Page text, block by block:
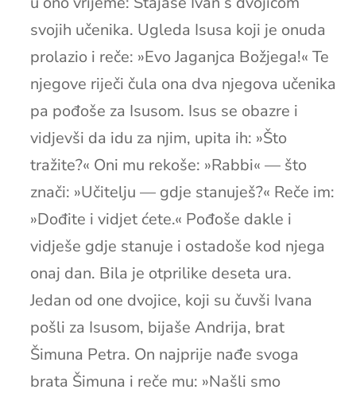
svojih učenika. Ugleda Isusa koji je onuda
prolazio i reče: »Evo Jaganjca Božjega!« Te
njegove riječi čula ona dva njegova učenika
pa pođoše za Isusom. Isus se obazre i
vidjevši da idu za njim, upita ih: »Što
tražite?« Oni mu rekoše: »Rabbi« — što
znači: »Učitelju — gdje stanuješ?« Reče im:
»Dođite i vidjet ćete.« Pođoše dakle i
vidješe gdje stanuje i ostadoše kod njega
onaj dan. Bila je otprilike deseta ura.
Jedan od one dvojice, koji su čuvši Ivana
pošli za Isusom, bijaše Andrija, brat
Šimuna Petra. On najprije nađe svoga
brata Šimuna i reče mu: »Našli smo